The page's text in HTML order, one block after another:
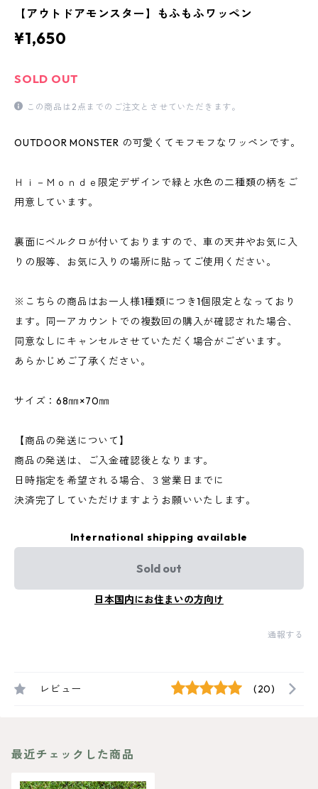
【アウトドアモンスター】もふもふワッペン
¥1,650
SOLD OUT
この商品は2点までのご注文とさせていただきます。
OUTDOOR MONSTER の可愛くてモフモフなワッペンです。
Ｈｉ－Ｍｏｎｄｅ限定デザインで緑と水色の二種類の柄をご
用意しています。
裏面にベルクロが付いておりますので、車の天井やお気に入
りの服等、お気に入りの場所に貼ってご使用ください。
※こちらの商品はお一人様1種類につき1個限定となっており
ます。同一アカウントでの複数回の購入が確認された場合、
同意なしにキャンセルさせていただく場合がございます。
あらかじめご了承ください。
サイズ：68㎜×70㎜
【商品の発送について】
商品の発送は、ご入金確認後となります。
日時指定を希望される場合、３営業日までに
決済完了していただけますようお願いいたします。
International shipping available
Sold out
日本国内にお住まいの方向け
通報する
レビュー (20)
最近チェックした商品